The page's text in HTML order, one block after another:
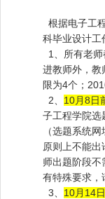
根据电子工
科毕业设计工
1、所有老
进教师外，教
限为4个；
2、 10月8日
子工程学院选
（选题系统网
原则上不能
师出题阶段不
有特殊要求，
3、 10月14